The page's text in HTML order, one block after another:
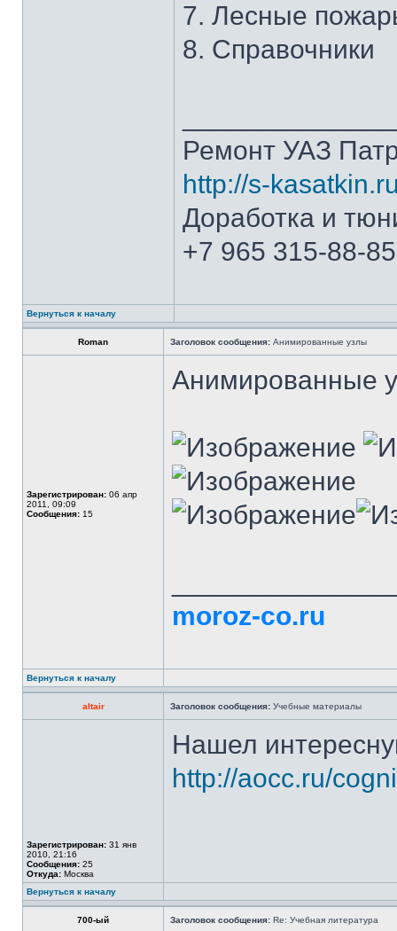
7. Лесные
8. Справочники
Ремонт УАЗ
http://s-
Доработка и
+7 965 315-88-85
Вернуться к началу
Roman Заголовок сообщения: Анимированные узлы
Зарегистрирован: 06 апр
2011, 09:09
Сообщения: 15
Анимированные
moroz-co.ru
Вернуться к началу
altair Заголовок сообщения: Учебные материалы
Зарегистрирован: 31 янв
2010, 21:16
Сообщения: 25
Откуда: Москва
Нашел
http://aocc.ru/
Вернуться к началу
700-ый Заголовок сообщения: Re: Учебная литература